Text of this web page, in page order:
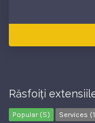
Răsfoiți
Popular (5) Services